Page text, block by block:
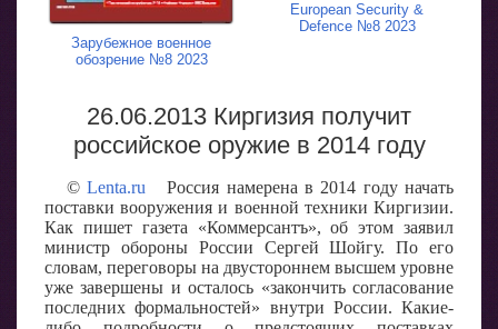
Зарубежное военное
обозрение №8 2023
European Security &
Defence №8 2023
26.06.2013 Киргизия получит
российское оружие в 2014 году
©Lenta.ru Россия намерена в 2014 году начать
поставки вооружения и военной техники Киргизии.
Как пишет газета «Коммерсантъ», об этом заявил
министр обороны России Сергей Шойгу. По его
словам, переговоры на двустороннем высшем уровне
уже завершены и осталось «закончить согласование
последних формальностей» внутри России. Какие-